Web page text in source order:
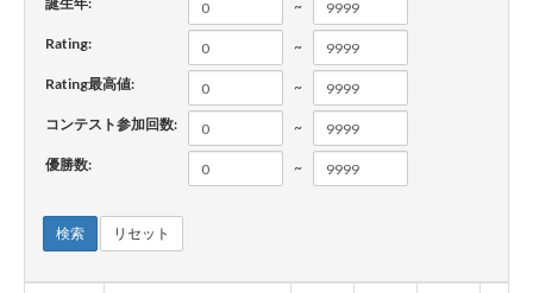
EN~
Rating: ~
Rating最高値: ~
コンテスト参加回数: ~
優勝数: ~
検索 リセット